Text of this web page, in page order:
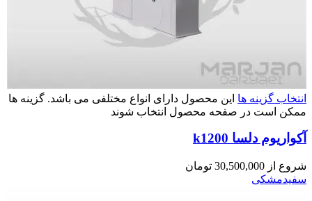
انتخاب گزینه ها این محصول دارای انواع مختلفی می باشد. گزینه ها
ممکن است در صفحه محصول انتخاب شوند
آکواریوم دلسا k1200
شروع از 30,500,000 تومان
سفیدمشکی